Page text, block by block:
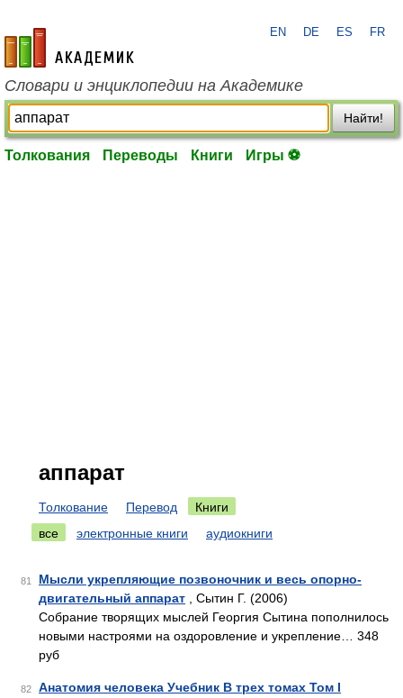
academic.ru
EN DE ES FR
Словари и энциклопедии на Академике
Найти!
Толкования Переводы Книги Игры ⚽
аппарат
Толкование Перевод
Книги
все
электронные книги аудиокниги
81
Мысли укрепляющие позвоночник и весь опорно-
двигательный аппарат , Сытин Г. (2006)
Собрание творящих мыслей Георгия Сытина пополнилось
новыми настроями на оздоровление и укрепление… 348
руб
82
Анатомия человека Учебник В трех томах Том I